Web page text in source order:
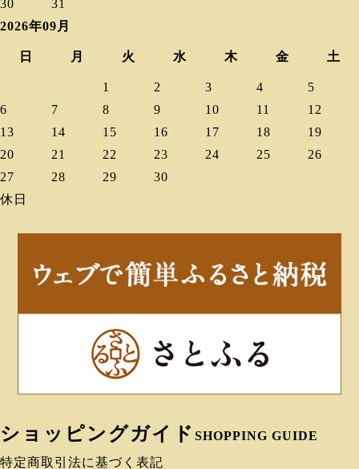
30
31
2026年09月
日 月 火 水 木 金 土
1 2 3 4
5
6
7 8 9 10 11
12
13
14 15 16 17 18
19
20
21 22 23 24 25
26
27
28 29
30
休日
ショッピングガイド SHOPPING GUIDE
特定商取引法に基づく表記